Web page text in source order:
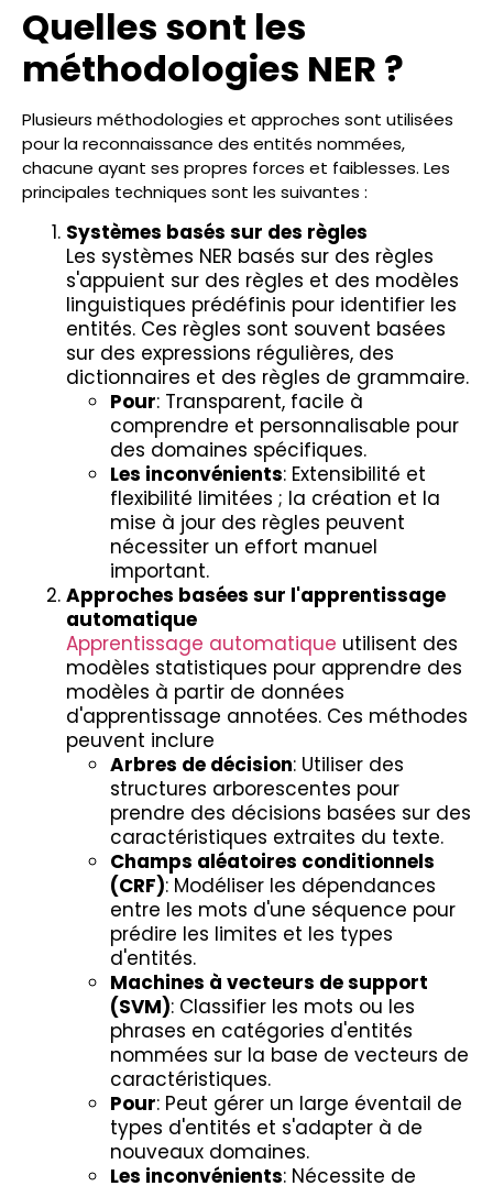
Quelles sont les
méthodologies NER ?
Plusieurs méthodologies et approches sont utilisées
pour la reconnaissance des entités nommées,
chacune ayant ses propres forces et faiblesses. Les
principales techniques sont les suivantes :
Systèmes basés sur des règles
Les systèmes NER basés sur des règles
s'appuient sur des règles et des modèles
linguistiques prédéfinis pour identifier les
entités. Ces règles sont souvent basées
sur des expressions régulières, des
dictionnaires et des règles de grammaire.
Pour: Transparent, facile à
comprendre et personnalisable pour
des domaines spécifiques.
Les inconvénients: Extensibilité et
flexibilité limitées ; la création et la
mise à jour des règles peuvent
nécessiter un effort manuel
important.
Approches basées sur l'apprentissage
automatique
Apprentissage automatique utilisent des
modèles statistiques pour apprendre des
modèles à partir de données
d'apprentissage annotées. Ces méthodes
peuvent inclure
Arbres de décision: Utiliser des
structures arborescentes pour
prendre des décisions basées sur des
caractéristiques extraites du texte.
Champs aléatoires conditionnels
(CRF): Modéliser les dépendances
entre les mots d'une séquence pour
prédire les limites et les types
d'entités.
Machines à vecteurs de support
(SVM): Classifier les mots ou les
phrases en catégories d'entités
nommées sur la base de vecteurs de
caractéristiques.
Pour: Peut gérer un large éventail de
types d'entités et s'adapter à de
nouveaux domaines.
Les inconvénients: Nécessite de